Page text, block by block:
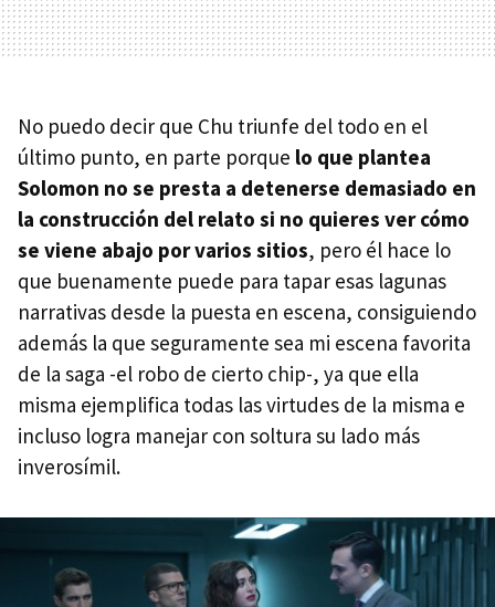
No puedo decir que Chu triunfe del todo en el
último punto, en parte porque lo que plantea
Solomon no se presta a detenerse demasiado en
la construcción del relato si no quieres ver cómo
se viene abajo por varios sitios, pero él hace lo
que buenamente puede para tapar esas lagunas
narrativas desde la puesta en escena, consiguiendo
además la que seguramente sea mi escena favorita
de la saga -el robo de cierto chip-, ya que ella
misma ejemplifica todas las virtudes de la misma e
incluso logra manejar con soltura su lado más
inverosímil.